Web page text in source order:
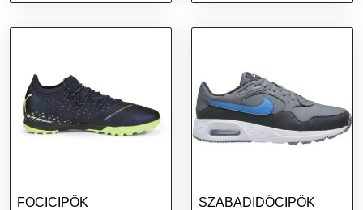
FOCICIPŐK SZABADIDŐCIPŐK